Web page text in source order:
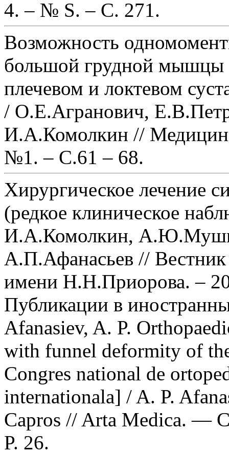
4. – № S. – С. 271.
Возможность
большой грудной мышцы
плечевом и локтевом
/ О.Е.Агранович,
И.А.Комолкин //
№1. – С.61 – 68.
Хирургическое лечение
(редкое клиническое
И.А.Комолкин,
А.П.Афанасьев // Вестник
имени Н.Н.Приорова. –
Публикации в
Afanasiev, A. P.
with funnel deformity of
Congres national de
internationala] / A. P.
Capros // Arta Medica.
P. 26.